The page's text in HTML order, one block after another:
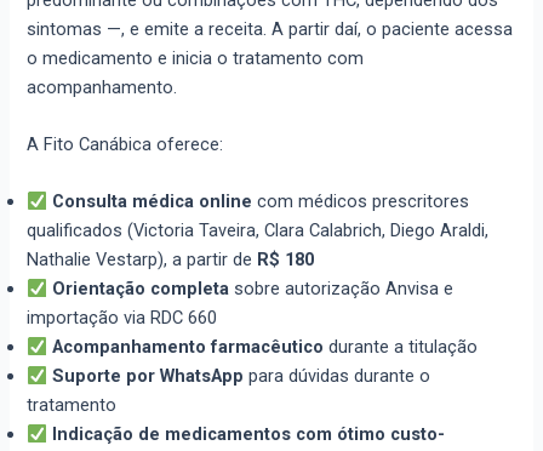
sintomas —, e emite a receita. A partir daí, o paciente acessa
o medicamento e inicia o tratamento com
acompanhamento.
A Fito Canábica oferece:
Consulta médica online com médicos prescritores
qualificados (Victoria Taveira, Clara Calabrich, Diego Araldi,
Nathalie Vestarp), a partir de R$ 180
Orientação completa sobre autorização Anvisa e
importação via RDC 660
Acompanhamento farmacêutico durante a titulação
Suporte por WhatsApp para dúvidas durante o
tratamento
Indicação de medicamentos com ótimo custo-